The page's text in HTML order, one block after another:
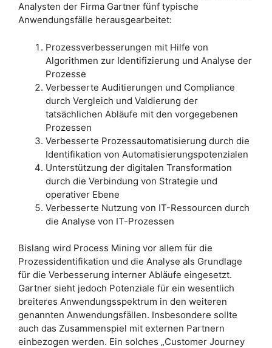
Analysten der Firma Gartner fünf typische
Anwendungsfälle herausgearbeitet:
Prozessverbesserungen mit Hilfe von
Algorithmen zur Identifizierung und Analyse der
Prozesse
Verbesserte Auditierungen und Compliance
durch Vergleich und Valdierung der
tatsächlichen Abläufe mit den vorgegebenen
Prozessen
Verbesserte Prozessautomatisierung durch die
Identifikation von Automatisierungspotenzialen
Unterstützung der digitalen Transformation
durch die Verbindung von Strategie und
operativer Ebene
Verbesserte Nutzung von IT-Ressourcen durch
die Analyse von IT-Prozessen
Bislang wird Process Mining vor allem für die
Prozessidentifikation und die Analyse als Grundlage
für die Verbesserung interner Abläufe eingesetzt.
Gartner sieht jedoch Potenziale für ein wesentlich
breiteres Anwendungsspektrum in den weiteren
genannten Anwendungsfällen. Insbesondere sollte
auch das Zusammenspiel mit externen Partnern
einbezogen werden. Ein solches „Customer Journey